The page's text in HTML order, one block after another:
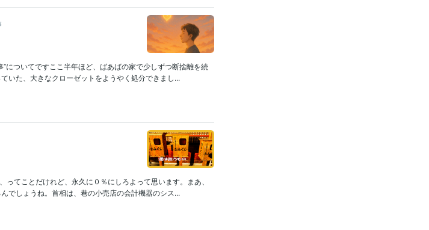
についてですここ半年ほど、ばあばの家で少しずつ断捨離を続
いた、大きなクローゼットをようやく処分できまし...
てことだけれど、永久に０％にしろよって思います。まあ、
でしょうね。首相は、巷の小売店の会計機器のシス...